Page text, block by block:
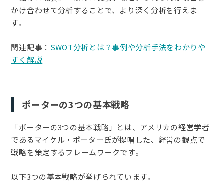
かけ合わせて分析することで、より深く分析を行えま
す。
関連記事： SWOT分析とは？事例や分析手法をわかりや
すく解説
ポーターの3つの基本戦略
「ポーターの3つの基本戦略」とは、アメリカの経営学者
であるマイケル・ポーター氏が提唱した、経営の観点で
戦略を策定するフレームワークです。
以下3つの基本戦略が挙げられています。